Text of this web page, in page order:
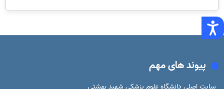
پیوند های مهم